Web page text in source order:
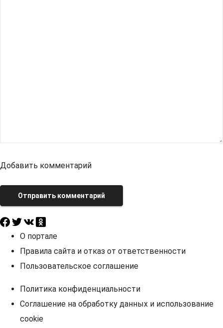
Добавить комментарий
Отправить комментарий
О портале
Правила сайта и отказ от ответственности
Пользовательское соглашение
Политика конфиденциальности
Соглашение на обработку данных и использование
cookie